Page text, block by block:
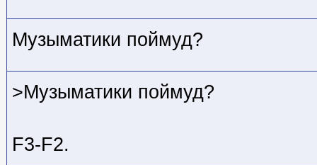
Музыматики поймуд?
>Музыматики поймуд?
F3-F2.